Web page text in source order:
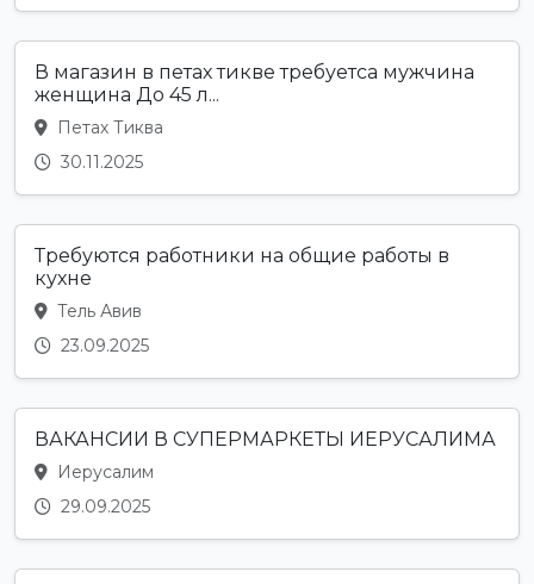
В магазин в петах тикве требуетса мужчина
женщина До 45 л...
Петах Тиква
30.11.2025
Требуются работники на общие работы в
кухне
Тель Авив
23.09.2025
ВАКАНСИИ В СУПЕРМАРКЕТЫ ИЕРУСАЛИМА
Иерусалим
29.09.2025